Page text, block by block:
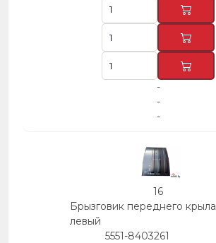
-
-
-
16
Брызговик переднего крыла
левый
5551-8403261